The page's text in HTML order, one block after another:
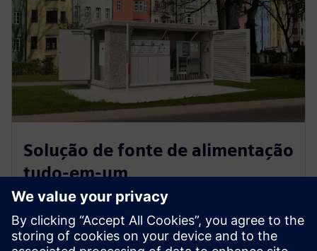
Solução de fonte de alimentação
tudo-em-um
O SICAM é uma plataforma universal de hardware e
software que simplifica a automação de energia em
aplicações industriais, de rede e renováveis. Ajuda-o a